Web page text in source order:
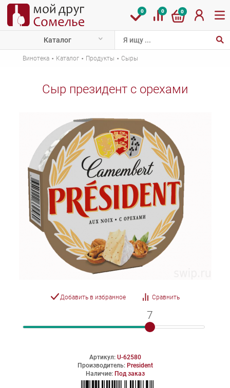
0 0 0
Каталог
Винотека · Каталог · Продукты · Сыры
Сыр президент с орехами
Добавить в избранное Сравнить
7
7
Артикул: U-62580
Производитель: President
Наличие: Под заказ